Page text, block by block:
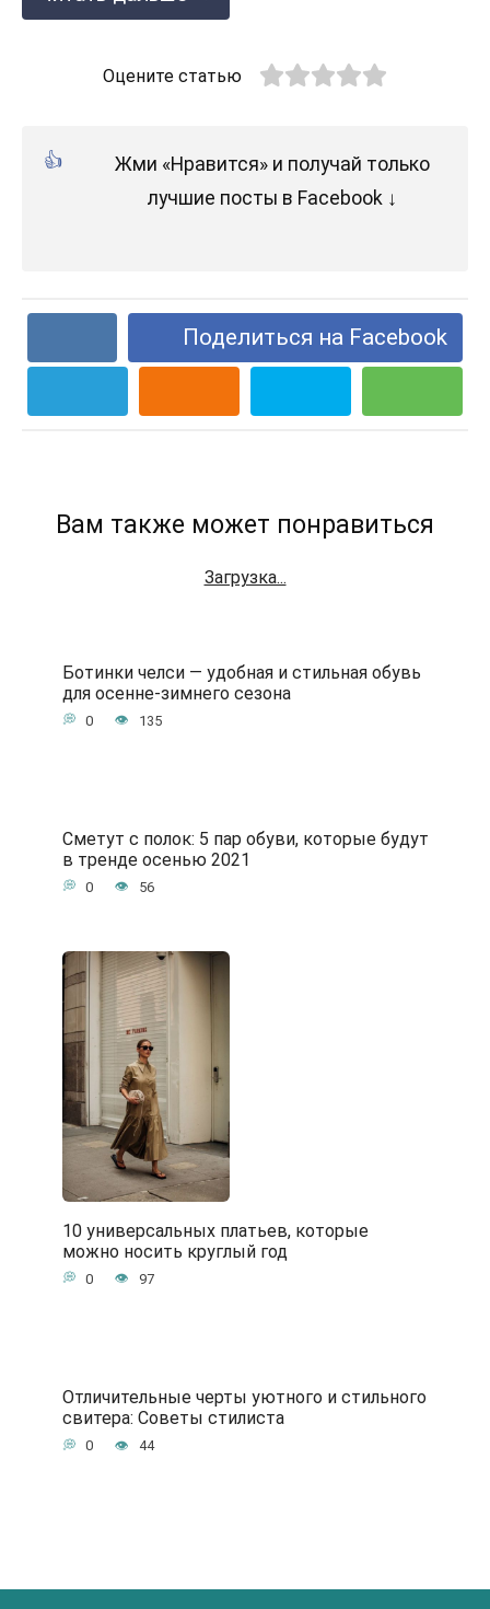
Оцените статью
Жми «Нравится» и получай только
лучшие посты в Facebook ↓
Поделиться на Facebook
Вам также может понравиться
Загрузка...
Ботинки челси — удобная и стильная обувь
для осенне-зимнего сезона
0 135
Сметут с полок: 5 пар обуви, которые будут
в тренде осенью 2021
0 56
10 универсальных платьев, которые
можно носить круглый год
0 97
Отличительные черты уютного и стильного
свитера: Советы стилиста
0 44